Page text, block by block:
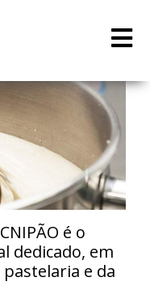
é o
dedicado, em
e da